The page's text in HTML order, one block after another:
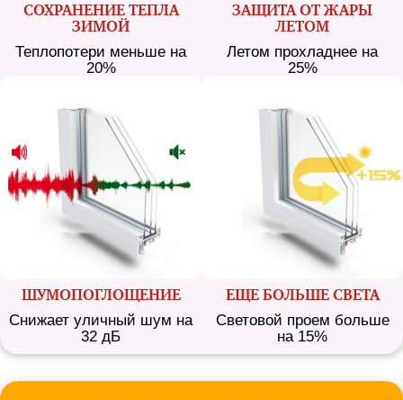
СОХРАНЕНИЕ ТЕПЛА
ЗИМОЙ
Теплопотери меньше на
20%
ЗАЩИТА ОТ ЖАРЫ
ЛЕТОМ
Летом прохладнее на
25%
ШУМО­ПОГЛОЩЕНИЕ
Снижает уличный шум на
32 дБ
ЕЩЕ БОЛЬШЕ СВЕТА
Световой проем больше
на 15%